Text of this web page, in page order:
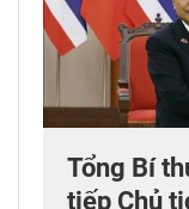
Tổng Bí
tiếp Chủ